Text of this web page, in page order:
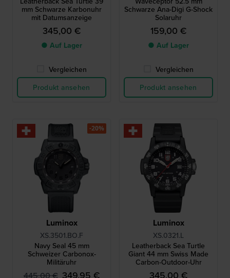
mm Schwarze Karbonuhr
mit Datumsanzeige
345,00 €
● Auf Lager
Vergleichen
Produkt ansehen
Schwarze Ana-Digi G-Shock
Solaruhr
159,00 €
● Auf Lager
Vergleichen
Produkt ansehen
Luminox
XS.3501.BO.F
Navy Seal 45 mm
Schweizer Carbonox-
Militäruhr
445,00 € 349,95 €
-20%
Luminox
XS.0321.L
Leatherback Sea Turtle
Giant 44 mm Swiss Made
Carbon-Outdoor-Uhr
345,00 €